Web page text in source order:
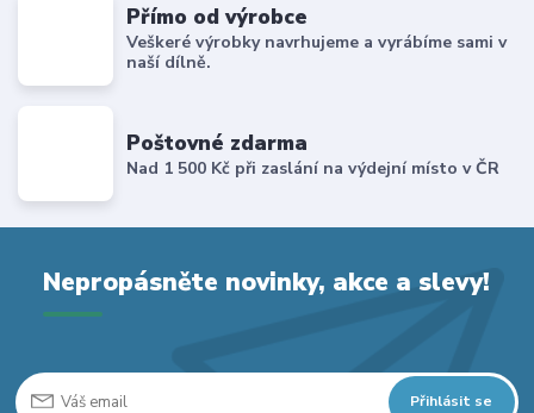
Přímo od výrobce
Veškeré výrobky navrhujeme a vyrábíme sami v
naší dílně.
Poštovné zdarma
Nad 1 500 Kč při zaslání na výdejní místo v ČR
Nepropásněte novinky, akce a slevy!
Přihlásit se